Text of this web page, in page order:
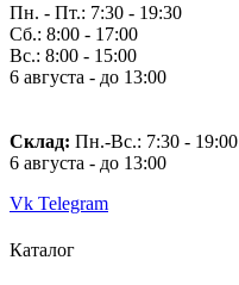
Пн. - Пт.: 7:30 - 19:30
Сб.: 8:00 - 17:00
Вс.: 8:00 - 15:00
6 августа - до 13:00
Склад: Пн.-Вс.: 7:30 - 19:00
6 августа - до 13:00
Vk Telegram
Каталог